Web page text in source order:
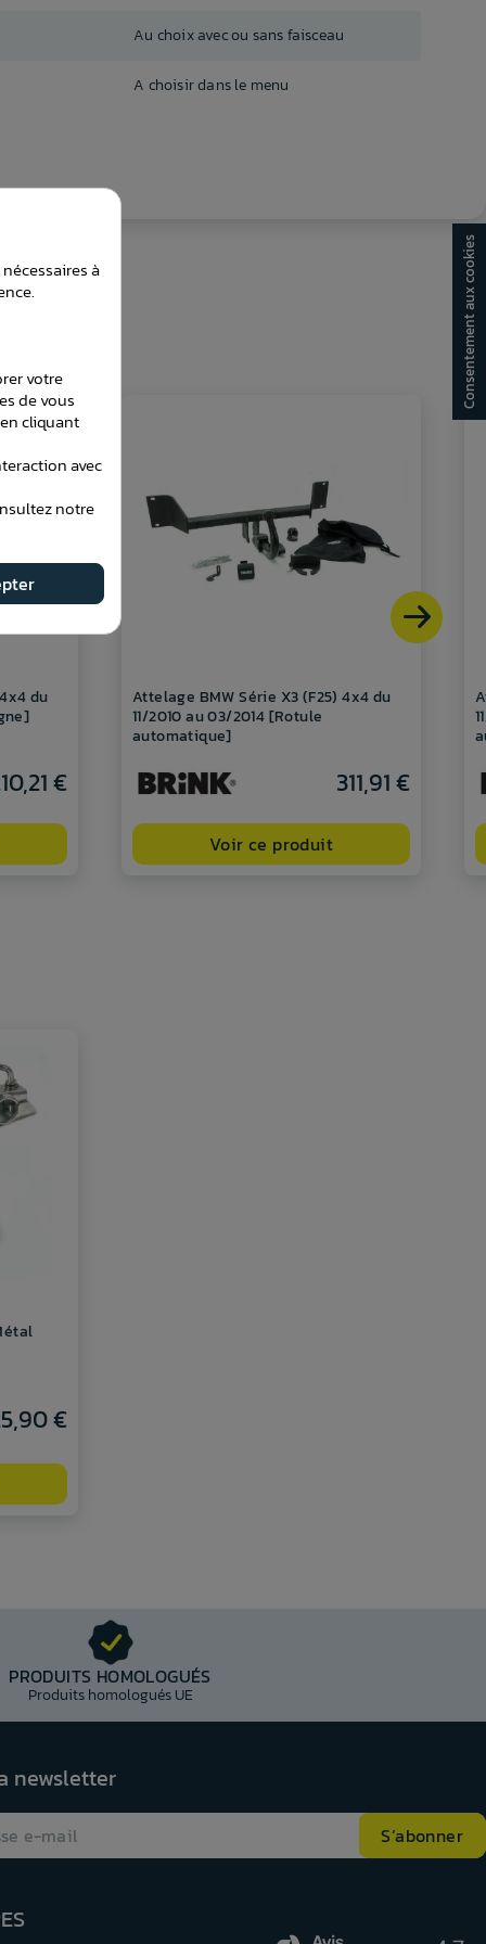
Au choix avec ou sans faisceau
A choisir dans le menu
du
€
Attelage BMW Série X3 (F25) 4x4 du
11/2010 au 03/2014 [Rotule
automatique]
311,91 €
Voir ce produit
€
PRODUITS HOMOLOGUÉS
Produits homologués UE
newsletter
à
votre
de vous
cliquant
avec
notre
Consentement aux cookies